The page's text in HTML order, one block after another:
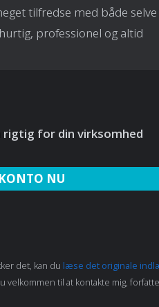
tilfredse med både selve
professionel og altid
rigtig for din virksomhed
NU
det, kan du læse det originale
til at kontakte mig,